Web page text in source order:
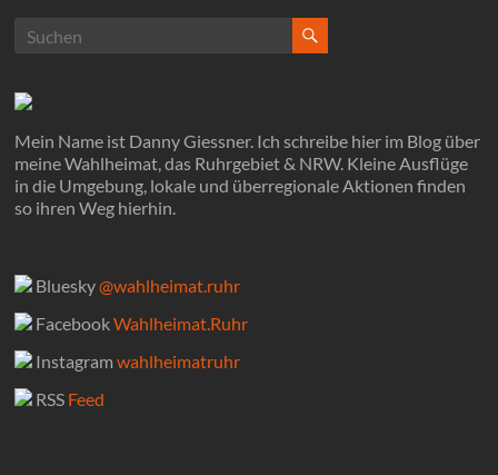
Mein Name ist Danny Giessner. Ich schreibe hier im Blog über
meine Wahlheimat, das Ruhrgebiet & NRW. Kleine Ausflüge
in die Umgebung, lokale und überregionale Aktionen finden
so ihren Weg hierhin.
Bluesky@wahlheimat.ruhr
FacebookWahlheimat.Ruhr
Instagramwahlheimatruhr
RSS Feed